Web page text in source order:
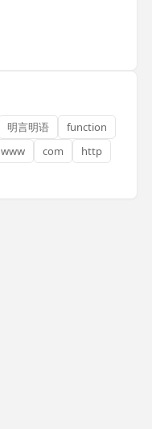
明言明语
function
www com
http